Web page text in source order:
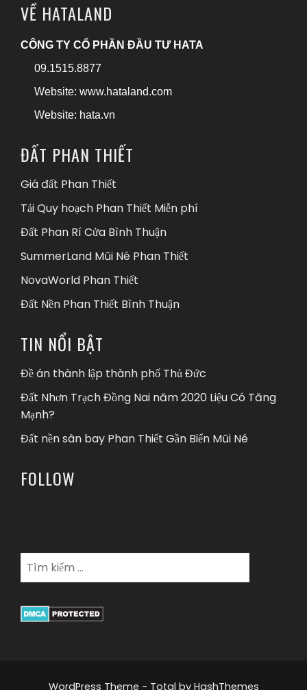
VỀ HATALAND
CÔNG TY CỔ PHẦN ĐẦU TƯ HATA
09.1515.8877
Website: www.hataland.com
Website: hata.vn
ĐẤT PHAN THIẾT
Giá đất Phan Thiết
Tải Quy hoạch Phan Thiết Miễn phí
Đất Phan Rí Cửa Bình Thuận
SummerLand Mũi Né Phan Thiết
NovaWorld Phan Thiết
Đất Nền Phan Thiết Bình Thuận
TIN NỔI BẬT
Đề án thành lập thành phố Thủ Đức
Đất Nhơn Trạch Đồng Nai năm 2020 Liệu Có Tăng
Mạnh?
Đất nền sân bay Phan Thiết Gần Biển Mũi Né
FOLLOW
WordPress Theme - Total by HashThemes